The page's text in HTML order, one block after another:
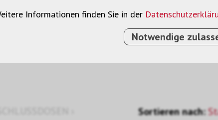
Keystone
Sortieren nach:
Informationen finden Sie in der
Notwendige